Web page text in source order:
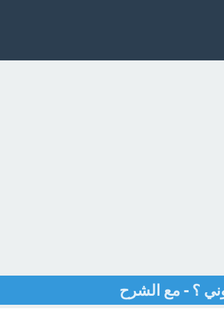
؟ - مع الشرح